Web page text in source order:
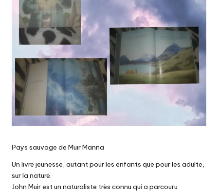
Pays sauvage de Muir Manna
Un livre jeunesse, autant pour les enfants que pour les adulte,
sur la nature.
John Muir est un naturaliste très connu qui a parcouru